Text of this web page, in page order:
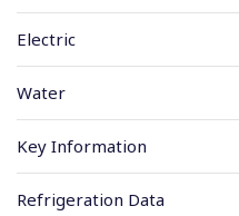
Electric
Water
Key Information
Refrigeration Data